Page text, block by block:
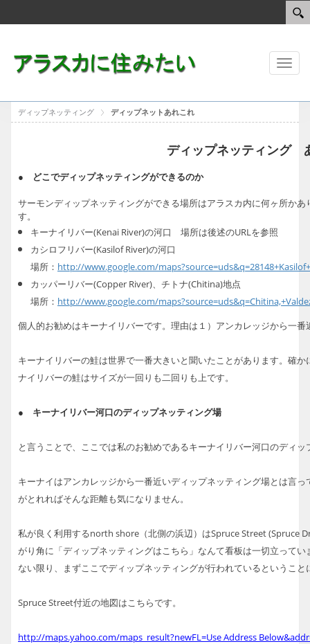
Toggle
ディップネッティング ディップネットあれこれ
ディップネッティング
● どこでディップネッティングができるのか
サーモンディップネッティングができる場所はアラスカ内に何ヶ所か
す。
キーナイリバー(Kenai River)の河口 場所は後述のURLを参照
カシロフリバー(Kasilof River)の河口
場所： http://www.google.com/
カッパーリバー(Copper River)、チトナ(Chitina)地点
場所： http://www.google.com/
個人的お勧めはキーナイリバーです。理由は１）アンカレッジから
キーナイリバーの鮭は世界で一番大きいと聞いたことがあります。確
ナイリバーの鮭はサイズが一回りも二回りも上です。
● キーナイリバー河口のディップネッティング場
と言うことで、ここでは私のお勧めであるキーナイリバー河口のディ
キーナイはアンカレッジから一番近いディップネッティング場とは言
がとれればそんな距離も気になりません。
私が良く利用するnorth shore（北側の浜辺）はSpruce Street (Spruce
がり角に「ディップネッティングはこちら」なんて看板は一切立って
ない限り、まずここでディップネッティングが行われているというこ
Spruce Street付近の地図はこちらです。
http://maps.yahoo.com/maps_result?newFL=Use Address